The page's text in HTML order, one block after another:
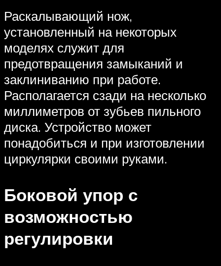
Раскалывающий нож,
установленный на некоторых
моделях служит для
предотвращения замыканий и
заклиниванию при работе.
Располагается сзади на несколько
миллиметров от зубьев пильного
диска. Устройство может
понадобиться и при изготовлении
циркулярки своими руками.
Боковой упор с
возможностью
регулировки